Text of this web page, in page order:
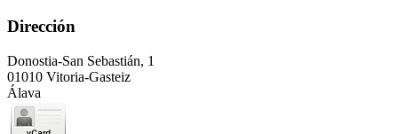
Dirección
Donostia-San Sebastián, 1
01010 Vitoria-Gasteiz
Álava